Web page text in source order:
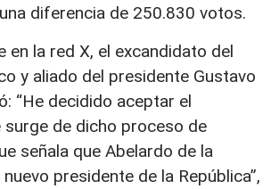
diferencia de 250.830 votos.
en la red X, el excandidato del
y aliado del presidente Gustavo
“He decidido aceptar el
surge de dicho proceso de
señala que Abelardo de la
presidente de la República”,